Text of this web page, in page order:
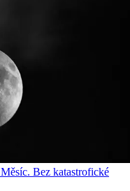
Bez katastrofické